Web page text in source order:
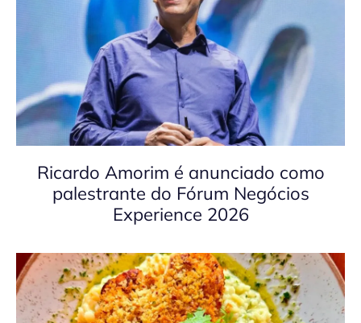
Ricardo Amorim é anunciado como
palestrante do Fórum Negócios
Experience 2026